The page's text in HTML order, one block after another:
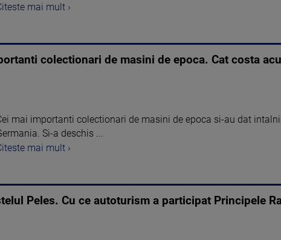
mai mult ›
colectionari de masini de epoca. Cat costa
mai importanti colectionari de masini de epoca si-au dat
Si-a deschis ...
mai mult ›
Peles. Cu ce autoturism a participat Principele